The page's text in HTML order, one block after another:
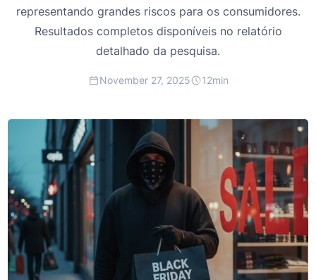
representando grandes riscos para os consumidores.
Resultados completos disponíveis no relatório
detalhado da pesquisa.
November 27, 2025 12min